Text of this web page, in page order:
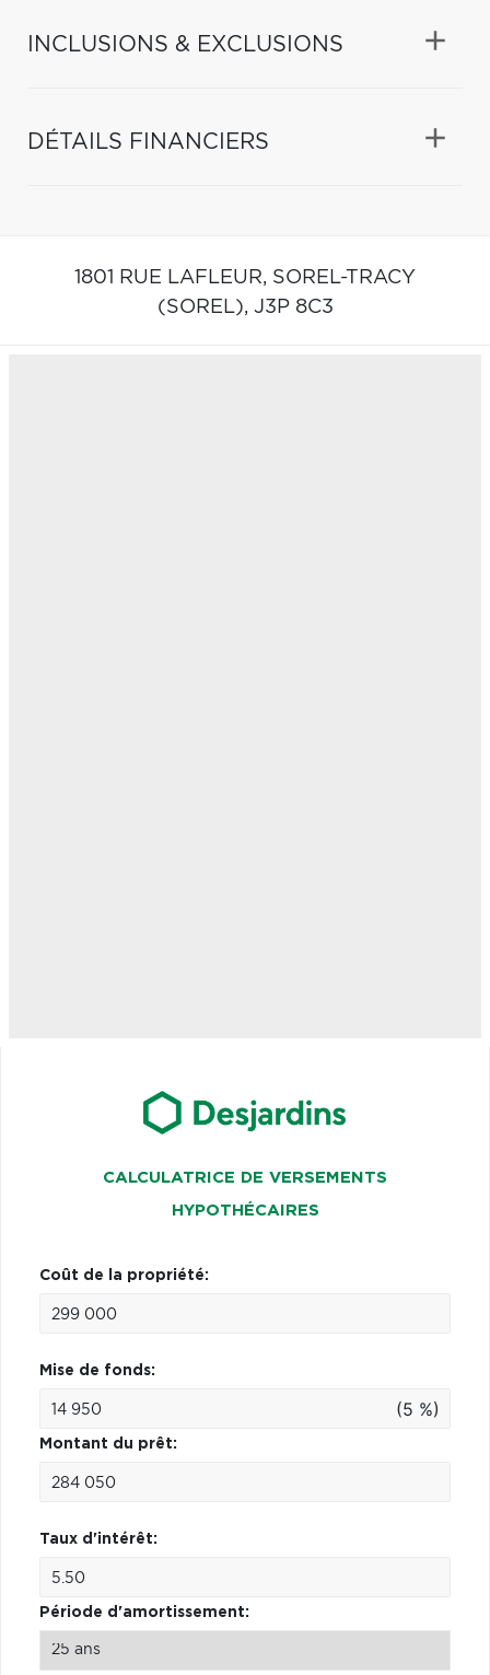
INCLUSIONS & EXCLUSIONS
DÉTAILS FINANCIERS
1801 RUE LAFLEUR, SOREL-TRACY
(SOREL), J3P 8C3
CALCULATRICE DE VERSEMENTS
HYPOTHÉCAIRES
Coût de la propriété:
Mise de fonds:
(5 %)
Montant du prêt:
Taux d'intérêt:
Période d'amortissement: